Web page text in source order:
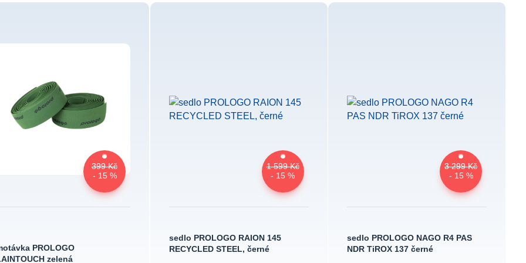
399 Kč
- 15 %
PROLOGO
zelená
1 599 Kč
- 15 %
sedlo PROLOGO RAION 145
RECYCLED STEEL, černé
3 299 Kč
- 15 %
sedlo PROLOGO NAGO R4 PAS
NDR TiROX 137 černé